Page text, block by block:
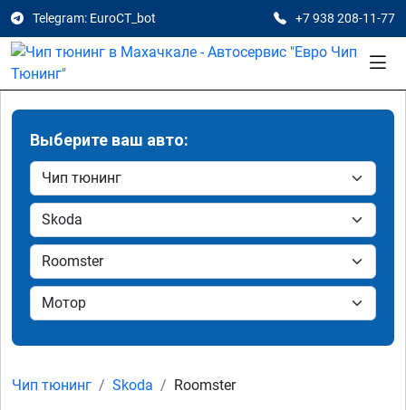
Telegram: EuroCT_bot +7 938 208-11-77
Выберите ваш авто:
Чип тюнинг Skoda Roomster